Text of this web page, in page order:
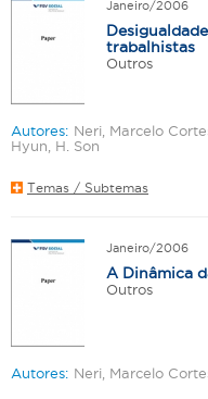
Janeiro/2006
trabalhistas
Outros
Autores: Neri, Marcelo
Hyun, H. Son
Temas / Subtemas
Janeiro/2006
A Dinâmica
Outros
Autores: Neri, Marcelo